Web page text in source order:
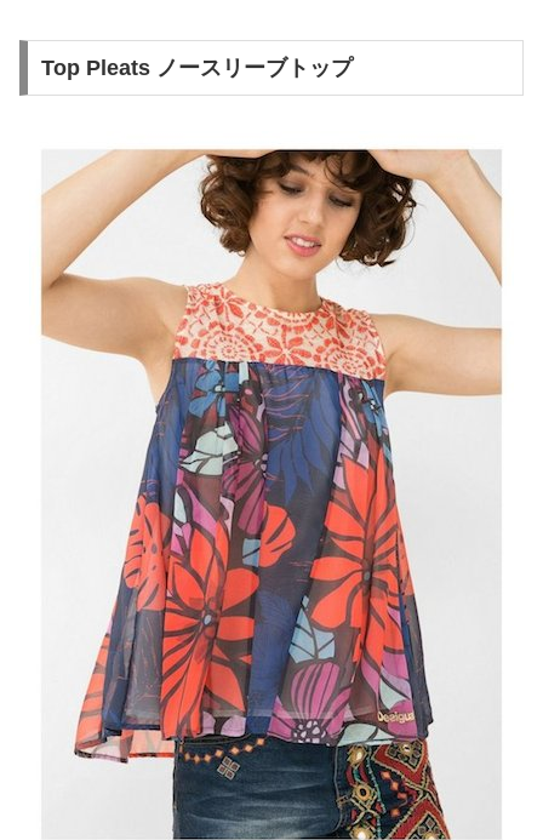
Top Pleats ノースリーブトップ